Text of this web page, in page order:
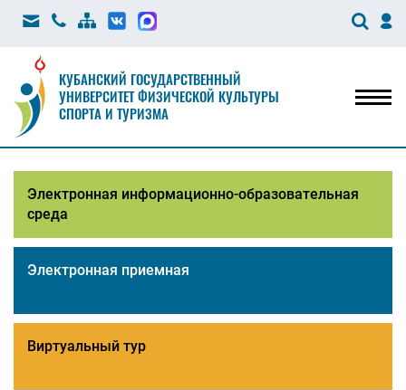
КУБАНСКИЙ ГОСУДАРСТВЕННЫЙ
УНИВЕРСИТЕТ ФИЗИЧЕСКОЙ КУЛЬТУРЫ
СПОРТА И ТУРИЗМА
Электронная информационно-образовательная
среда
Электронная приемная
Виртуальный тур